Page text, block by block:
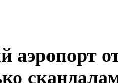
аэропорт